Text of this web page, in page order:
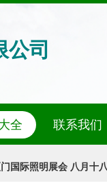
公司
全 联系我们
国际照明展会 八月十